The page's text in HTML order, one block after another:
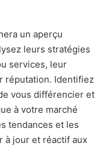
un aperçu
leurs stratégies
services, leur
réputation. Identifiez
vous différencier et
à votre marché
tendances et les
à jour et réactif aux